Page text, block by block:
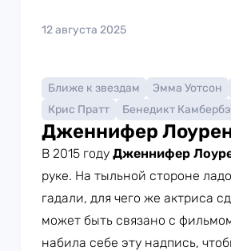
12 августа 2025
Ближе к звездам Эмма Уотсон
Крис Пратт
Бенедикт
Дженнифер
В 2015 году Дженнифер
руке. На тыльной стороне
гадали, для чего же актриса
может быть связано с
набила себе эту надпись,